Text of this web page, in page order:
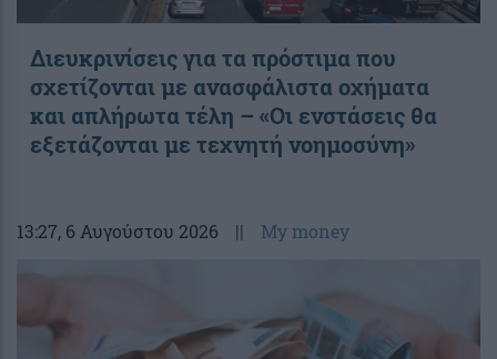
Διευκρινίσεις για τα πρόστιμα που
σχετίζονται με ανασφάλιστα οχήματα
και απλήρωτα τέλη – «Οι ενστάσεις θα
εξετάζονται με τεχνητή νοημοσύνη»
13:27, 6 Αυγούστου 2026 || My money